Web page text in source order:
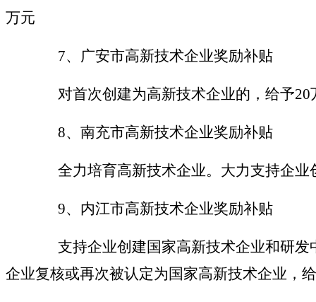
万元
7、广安市高新技术企业奖励补贴
对首次创建为高新技术企业的，给予20
8、南充市高新技术企业奖励补贴
全力培育高新技术企业。大力支持企
9、内江市高新技术企业奖励补贴
支持企业创建国家高新技术企业和研发
企业复核或再次被认定为国家高新技术企业，